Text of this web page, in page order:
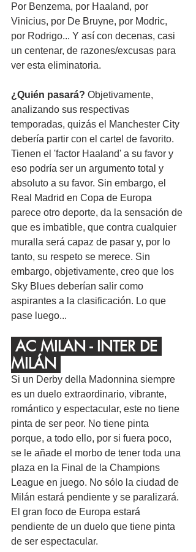
Por Benzema, por Haaland, por
Vinicius, por De Bruyne, por Modric,
por Rodrigo... Y así con decenas, casi
un centenar, de razones/excusas para
ver esta eliminatoria.
¿Quién pasará? Objetivamente,
analizando sus respectivas
temporadas, quizás el Manchester City
debería partir con el cartel de favorito.
Tienen el 'factor Haaland' a su favor y
eso podría ser un argumento total y
absoluto a su favor. Sin embargo, el
Real Madrid en Copa de Europa
parece otro deporte, da la sensación de
que es imbatible, que contra cualquier
muralla será capaz de pasar y, por lo
tanto, su respeto se merece. Sin
embargo, objetivamente, creo que los
Sky Blues deberían salir como
aspirantes a la clasificación. Lo que
pase luego...
MILÁN
Si un Derby della Madonnina siempre
es un duelo extraordinario, vibrante,
romántico y espectacular, este no tiene
pinta de ser peor. No tiene pinta
porque, a todo ello, por si fuera poco,
se le añade el morbo de tener toda una
plaza en la Final de la Champions
League en juego. No sólo la ciudad de
Milán estará pendiente y se paralizará.
El gran foco de Europa estará
pendiente de un duelo que tiene pinta
de ser espectacular.